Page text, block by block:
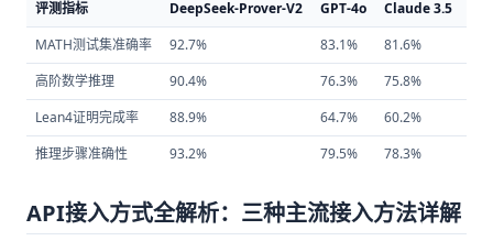
评测指标 DeepSeek-Prover-V2 GPT-4o Claude 3.5
MATH测试集准确率
92.7% 83.1% 81.6%
高阶数学推理
90.4% 76.3% 75.8%
Lean4证明完成率
88.9% 64.7% 60.2%
推理步骤准确性
93.2% 79.5% 78.3%
API接入方式全解析：三种主流接入方法详解